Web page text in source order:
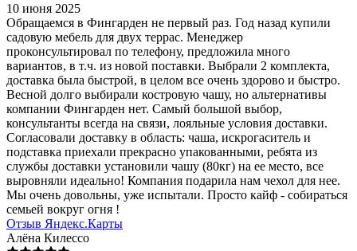
10 июня 2025
Обращаемся в Фингарден не первый раз. Год назад купили
садовую мебель для двух террас. Менеджер
проконсультировал по телефону, предложила много
вариантов, в т.ч. из новой поставки. Выбрали 2 комплекта,
доставка была быстрой, в целом все очень здорово и быстро.
Весной долго выбирали костровую чашу, но альтернативы
компании Фингарден нет. Самый большой выбор,
консультанты всегда на связи, лояльные условия доставки.
Согласовали доставку в область: чаша, искрогаситель и
подставка приехали прекрасно упакованными, ребята из
службы доставки установили чашу (80кг) на ее место, все
выровняли идеально! Компания подарила нам чехол для нее.
Мы очень довольны, уже испытали. Просто кайф - собираться
семьей вокруг огня !
Отзыв Яндекс.Карты
Алёна Килессо